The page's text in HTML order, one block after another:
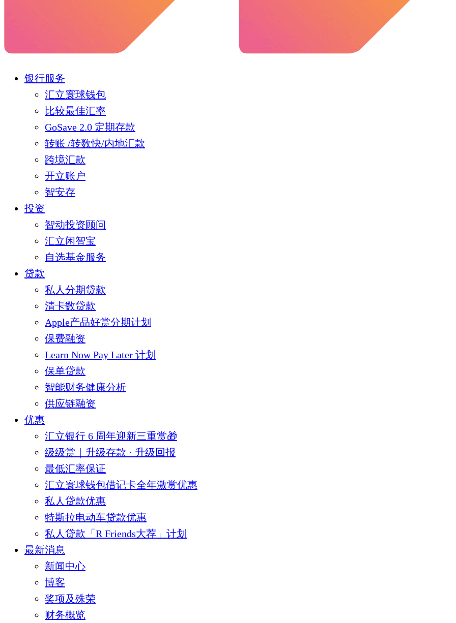
银行服务
汇立寰球钱包
比较最佳汇率
GoSave 2.0 定期存款
转账 /转数快/内地汇款
跨境汇款
开立账户
智安存
投资
智动投资顾问
汇立闲智宝
自选基金服务
贷款
私人分期贷款
清卡数贷款
Apple产品好赏分期计划
保费融资
Learn Now Pay Later 计划
保单贷款
智能财务健康分析
供应链融资
优惠
汇立银行 6 周年迎新三重赏🎁
级级赏｜升级存款 · 升级回报
最低汇率保证
汇立寰球钱包借记卡全年激赏优惠
私人贷款优惠
特斯拉电动车贷款优惠
私人贷款「R Friends大荐」计划
最新消息
新闻中心
博客
奖项及殊荣
财务概览